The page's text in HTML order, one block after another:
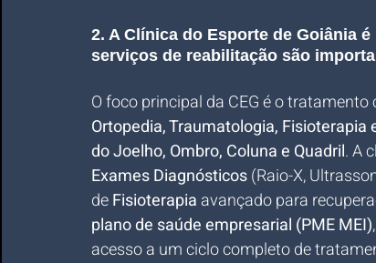
2. A Clínica do Esporte de Goiânia
serviços de reabilitação são
O foco principal da CEG é o
Ortopedia, Traumatologia, Fisioterapia
do Joelho, Ombro, Coluna e Quadril. A
Exames Diagnósticos (Raio-X,
de Fisioterapia avançado para
plano de saúde empresarial (PME MEI)
acesso a um ciclo completo de